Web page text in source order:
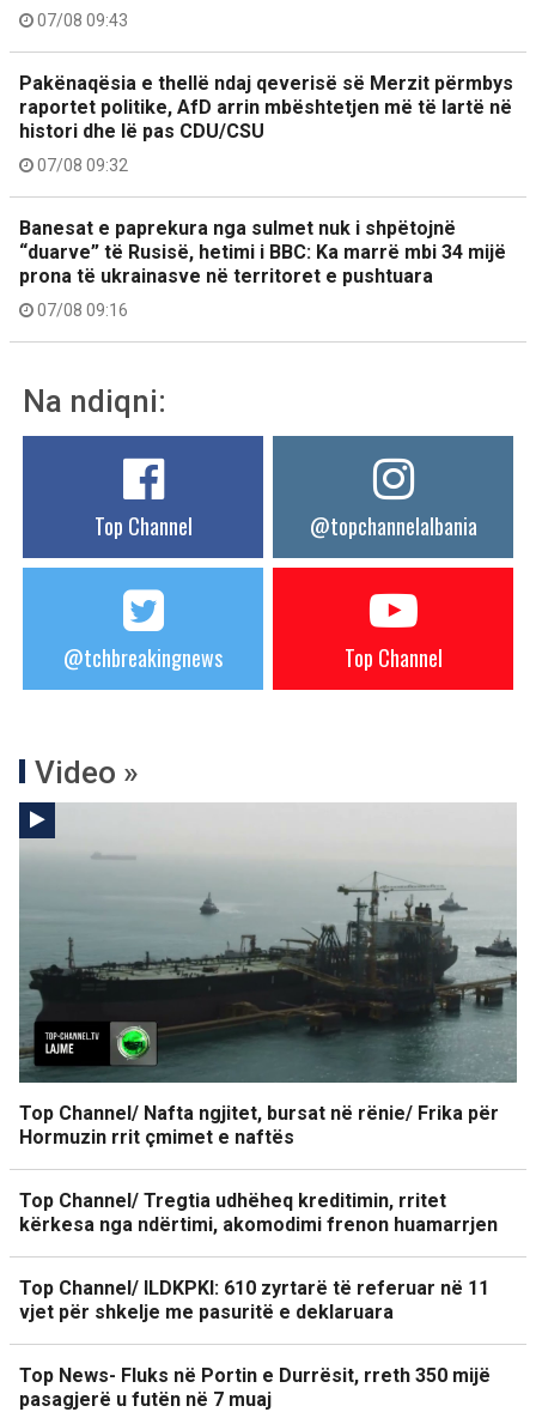
07/08 09:43
Pakënaqësia e thellë ndaj qeverisë së Merzit përmbys
raportet politike, AfD arrin mbështetjen më të lartë në
histori dhe lë pas CDU/CSU
07/08 09:32
Banesat e paprekura nga sulmet nuk i shpëtojnë
“duarve” të Rusisë, hetimi i BBC: Ka marrë mbi 34 mijë
prona të ukrainasve në territoret e pushtuara
07/08 09:16
Na ndiqni:
Top Channel @topchannelalbania
@tchbreakingnews Top Channel
Video »
Top Channel/ Nafta ngjitet, bursat në rënie/ Frika për
Hormuzin rrit çmimet e naftës
Top Channel/ Tregtia udhëheq kreditimin, rritet
kërkesa nga ndërtimi, akomodimi frenon huamarrjen
Top Channel/ ILDKPKI: 610 zyrtarë të referuar në 11
vjet për shkelje me pasuritë e deklaruara
Top News- Fluks në Portin e Durrësit, rreth 350 mijë
pasagjerë u futën në 7 muaj